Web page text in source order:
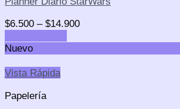
$6.500 – $14.900
Nuevo
Vista Rápida
Papelería